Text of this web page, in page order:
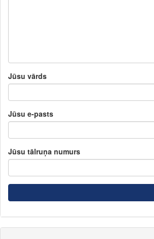
Jūsu vārds
Jūsu e-pasts
Jūsu tālruņa numurs